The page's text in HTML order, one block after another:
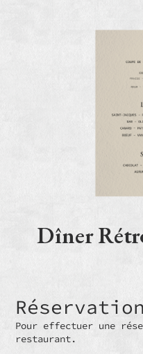
Dîner
Réservation
Pour effectuer une
restaurant.